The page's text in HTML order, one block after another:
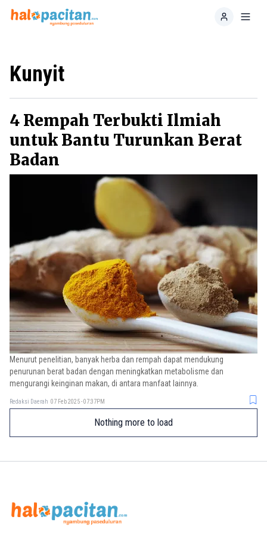
Home
Kunyit
4 Rempah Terbukti Ilmiah
untuk Bantu Turunkan Berat
Badan
Menurut penelitian, banyak herba dan rempah dapat mendukung
penurunan berat badan dengan meningkatkan metabolisme dan
mengurangi keinginan makan, di antara manfaat lainnya.
Redaksi Daerah 07 Feb 2025 - 07:37PM
Nothing more to load